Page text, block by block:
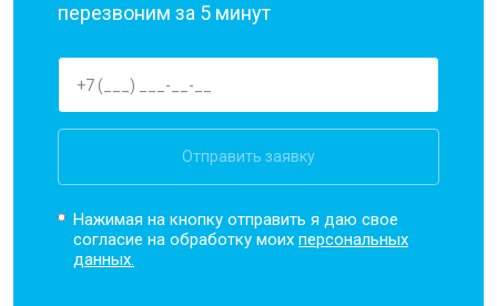
перезвоним за 5 минут
Отправить заявку
Нажимая на кнопку отправить я даю свое
согласие на обработку моихперсональных
данных.